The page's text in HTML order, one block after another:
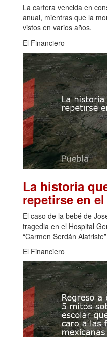
La cartera vencida en
anual, mientras que la
vistos en varios años.
El Financiero
La historia
repetirse en
El caso de la bebé de
tragedia en el Hospital
“Carmen Serdán
El Financiero